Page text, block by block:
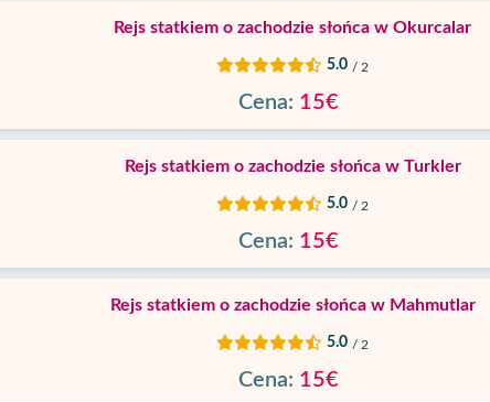
Rejs statkiem o zachodzie słońca w Okurcalar
5.0 / 2
Cena: 15€
Rejs statkiem o zachodzie słońca w Turkler
5.0 / 2
Cena: 15€
Rejs statkiem o zachodzie słońca w Mahmutlar
5.0 / 2
Cena: 15€